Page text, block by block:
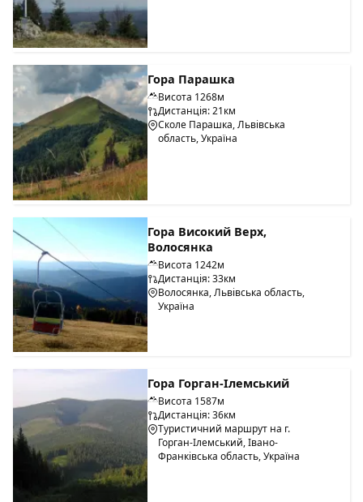
Гора Парашка
Висота 1268м
Дистанція: 21км
Сколе Парашка, Львівська
область, Україна
Гора Високий Верх,
Волосянка
Висота 1242м
Дистанція: 33км
Волосянка, Львівська область,
Україна
Гора Горган-Ілемський
Висота 1587м
Дистанція: 36км
Туристичний маршрут на г.
Горган-Ілемський, Івано-
Франківська область, Україна